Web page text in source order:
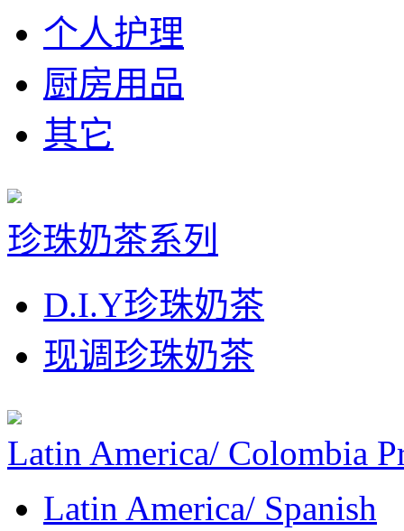
个人护理
厨房用品
其它
珍珠奶茶系列
D.I.Y珍珠奶茶
现调珍珠奶茶
Latin America/ Colombia
Latin America/ Spanish